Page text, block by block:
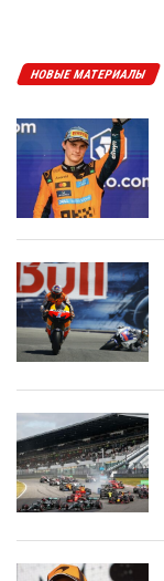
НОВЫЕ МАТЕРИАЛЫ